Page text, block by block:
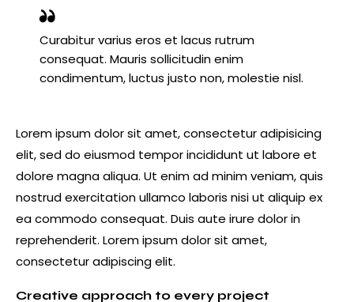
Curabitur varius eros et lacus rutrum
consequat. Mauris sollicitudin enim
condimentum, luctus justo non, molestie nisl.
Lorem ipsum dolor sit amet, consectetur adipisicing
elit, sed do eiusmod tempor incididunt ut labore et
dolore magna aliqua. Ut enim ad minim veniam, quis
nostrud exercitation ullamco laboris nisi ut aliquip ex
ea commodo consequat. Duis aute irure dolor in
reprehenderit. Lorem ipsum dolor sit amet,
consectetur adipiscing elit.
Creative approach to every project